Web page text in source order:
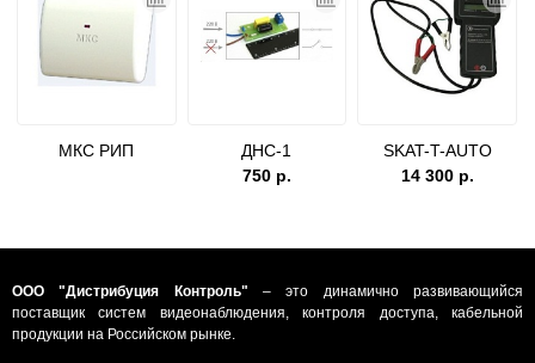
МКС РИП
ДНС-1
750 р.
SKAT-T-AUTO
14 300 р.
ООО "Дистрибуция Контроль" – это динамично развивающийся
поставщик систем видеонаблюдения, контроля доступа, кабельной
продукции на Российском рынке.